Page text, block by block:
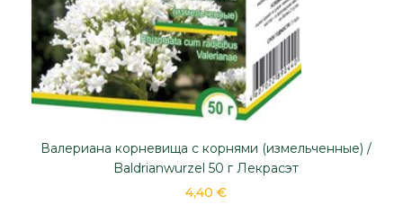
Валериана корневища с корнями (измельченные) /
Baldrianwurzel 50 г Лекрасэт
4,40 €